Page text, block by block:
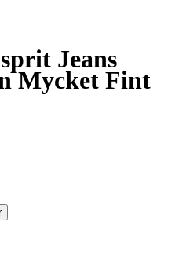
Jeans
Mycket Fint